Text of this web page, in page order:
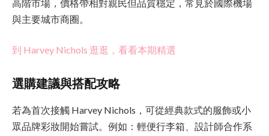
高階市場，價格帶相對親民但品質穩定，常見於國際機場
與主要城市商圈。
到 Harvey Nichols 逛逛，看看本期精選
選購建議與搭配攻略
若為首次接觸 Harvey Nichols，可從經典款式的服飾或小
眾品牌彩妝開始嘗試。例如：輕便行李箱、設計師合作系